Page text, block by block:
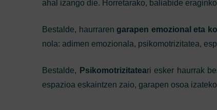
ahal izango die. Horretarako, baliabide
Bestalde, haurrarengarapen emozional eta
nola: adimen emozionala, psikomotrizitatea,
Bestalde, Psikomotrizitateari esker haurrak
espazioa eskaintzen zaio, garapen osoa